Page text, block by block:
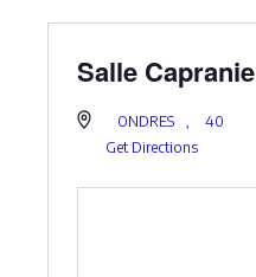
Salle Capranie
ONDRES ,
40
Get Directions